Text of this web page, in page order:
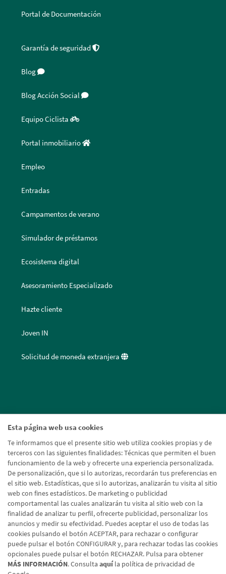
Esta página web usa cookies
Te informamos que el presente sitio web utiliza cookies propias y de
terceros con las siguientes finalidades: Técnicas que permiten el buen
funcionamiento de la web y ofrecerte una experiencia personalizada.
De personalización, que si lo autorizas, recordarán tus preferencias en
el sitio web. Estadísticas, que si lo autorizas, analizarán tu visita al sitio
web con fines estadísticos. De marketing o publicidad
comportamental las cuales analizarán tu visita al sitio web con la
finalidad de analizar tu perfil, ofrecerte publicidad, personalizar los
anuncios y medir su efectividad. Puedes aceptar el uso de todas las
cookies pulsando el botón ACEPTAR, para rechazar o configurar
puede pulsar el botón CONFIGURAR y, para rechazar todas las cookies
opcionales puede pulsar el botón RECHAZAR. Pulsa para obtener
MÁS INFORMACIÓN. Consulta aquíla política de privacidad de
Portal de Documentación
Garantía de seguridad
Blog
Blog Acción Social
Equipo Ciclista
Portal inmobiliario
Empleo
Entradas
Campamentos de verano
Simulador de préstamos
Ecosistema digital
Asesoramiento Especializado
Hazte cliente
Joven IN
Solicitud de moneda extranjera